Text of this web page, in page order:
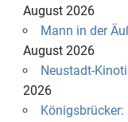
August 2026
Mann in der
August 2026
Neustadt-
2026